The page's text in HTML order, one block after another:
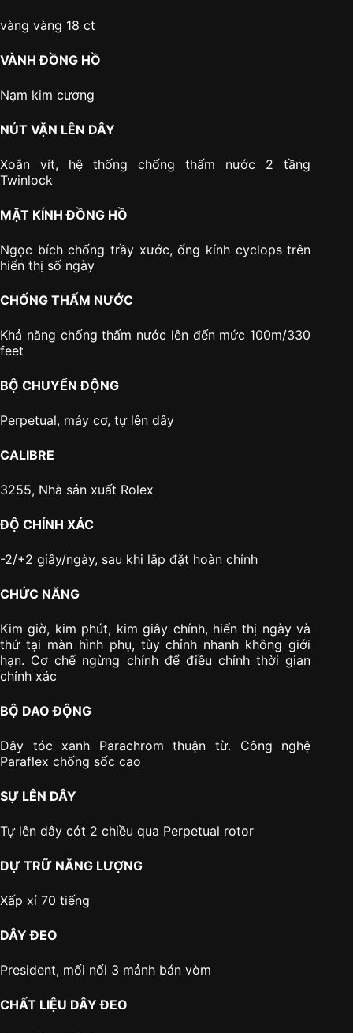
vàng vàng 18 ct
VÀNH ĐỒNG HỒ
Nạm kim cương
NÚT VẶN LÊN DÂY
Xoắn vít, hệ thống chống thấm nước 2 tầng
Twinlock
MẶT KÍNH ĐỒNG HỒ
Ngọc bích chống trầy xước, ống kính cyclops trên
hiển thị số ngày
CHỐNG THẤM NƯỚC
Khả năng chống thấm nước lên đến mức 100m/330
feet
BỘ CHUYỂN ĐỘNG
Perpetual, máy cơ, tự lên dây
CALIBRE
3255, Nhà sản xuất Rolex
ĐỘ CHÍNH XÁC
-2/+2 giây/ngày, sau khi lắp đặt hoàn chỉnh
CHỨC NĂNG
Kim giờ, kim phút, kim giây chính, hiển thị ngày và
thứ tại màn hình phụ, tùy chỉnh nhanh không giới
hạn. Cơ chế ngừng chỉnh để điều chỉnh thời gian
chính xác
BỘ DAO ĐỘNG
Dây tóc xanh Parachrom thuận từ. Công nghệ
Paraflex chống sốc cao
SỰ LÊN DÂY
Tự lên dây cót 2 chiều qua Perpetual rotor
DỰ TRỮ NĂNG LƯỢNG
Xấp xỉ 70 tiếng
DÂY ĐEO
President, mối nối 3 mảnh bán vòm
CHẤT LIỆU DÂY ĐEO